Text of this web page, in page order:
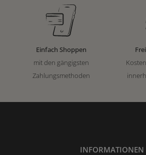
Einfach Shoppen
mit den gängigsten
Zahlungsmethoden
INFORMATIONEN